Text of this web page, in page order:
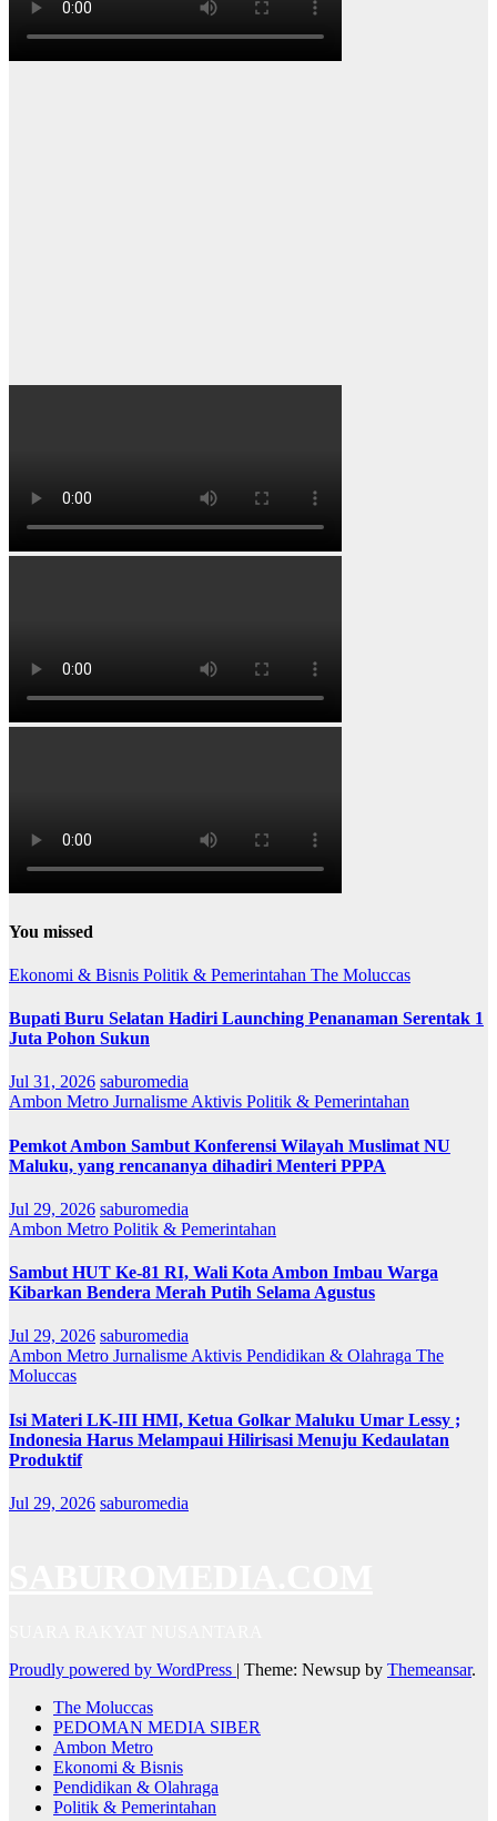
You missed
Ekonomi & Bisnis Politik & Pemerintahan The Moluccas
Bupati Buru Selatan Hadiri Launching Penanaman Serentak 1
Juta Pohon Sukun
Jul 31, 2026 saburomedia
Ambon Metro Jurnalisme Aktivis Politik & Pemerintahan
Pemkot Ambon Sambut Konferensi Wilayah Muslimat NU
Maluku, yang rencananya dihadiri Menteri PPPA
Jul 29, 2026 saburomedia
Ambon Metro Politik & Pemerintahan
Sambut HUT Ke-81 RI, Wali Kota Ambon Imbau Warga
Kibarkan Bendera Merah Putih Selama Agustus
Jul 29, 2026 saburomedia
Ambon Metro Jurnalisme Aktivis Pendidikan & Olahraga The
Moluccas
Isi Materi LK-III HMI, Ketua Golkar Maluku Umar Lessy ;
Indonesia Harus Melampaui Hilirisasi Menuju Kedaulatan
Produktif
Jul 29, 2026 saburomedia
Proudly powered by WordPress | Theme: Newsup by Themeansar.
The Moluccas
PEDOMAN MEDIA SIBER
Ambon Metro
Ekonomi & Bisnis
Pendidikan & Olahraga
Politik & Pemerintahan